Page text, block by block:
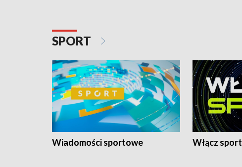
SPORT
Wiadomości sportowe Włącz sport